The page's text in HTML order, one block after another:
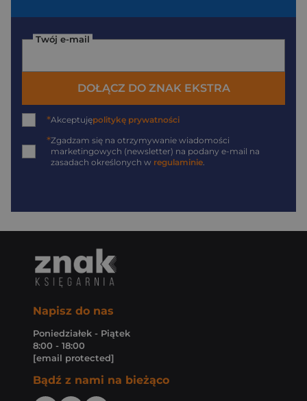
Twój e-mail
DOŁĄCZ DO ZNAK EKSTRA
*Akceptujępolitykę prywatności
*Zgadzam się na otrzymywanie wiadomości
marketingowych (newsletter) na podany e-mail na
zasadach określonych w regulaminie
Napisz do nas
Poniedziałek - Piątek
8:00 - 18:00
[email protected]
Bądź z nami na bieżąco